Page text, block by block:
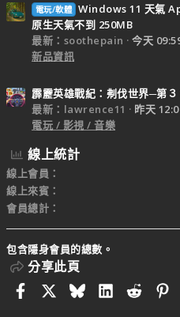
電玩/軟體 Windows 11 天氣
原生天氣不到 250MB
最新：soothepain
今天
新品資訊
霹靂英雄戰紀：刜伐世界─第
最新：lawrence11
昨天
電玩 / 影視 / 音樂
線上統計
線上會員
線上來賓
會員總計
包含隱身會員的總數。
分享此頁
FacebookBlueskyLinkedIn
Reddit